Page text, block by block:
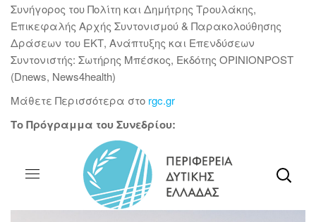
Συνήγορος του Πολίτη και Δημήτρης Τρουλάκης,
Επικεφαλής Αρχής Συντονισμού & Παρακολούθησης
Δράσεων του ΕΚΤ, Ανάπτυξης και Επενδύσεων
Συντονιστής: Σωτήρης Μπέσκος, Εκδότης OPINIONPOST
(Dnews, News4health)
Μάθετε Περισσότερα στο rgc.gr
Το Πρόγραμμα του Συνεδρίου: